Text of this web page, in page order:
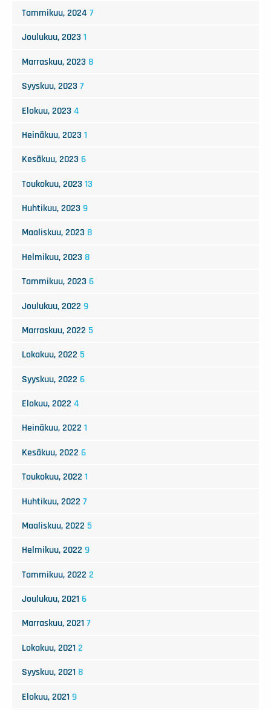
Tammikuu, 2024 7
Joulukuu, 2023 1
Marraskuu, 2023 8
Syyskuu, 2023 7
Elokuu, 2023 4
Heinäkuu, 2023 1
Kesäkuu, 2023 6
Toukokuu, 2023 13
Huhtikuu, 2023 9
Maaliskuu, 2023 8
Helmikuu, 2023 8
Tammikuu, 2023 6
Joulukuu, 2022 9
Marraskuu, 2022 5
Lokakuu, 2022 5
Syyskuu, 2022 6
Elokuu, 2022 4
Heinäkuu, 2022 1
Kesäkuu, 2022 6
Toukokuu, 2022 1
Huhtikuu, 2022 7
Maaliskuu, 2022 5
Helmikuu, 2022 9
Tammikuu, 2022 2
Joulukuu, 2021 6
Marraskuu, 2021 7
Lokakuu, 2021 2
Syyskuu, 2021 8
Elokuu, 2021 9